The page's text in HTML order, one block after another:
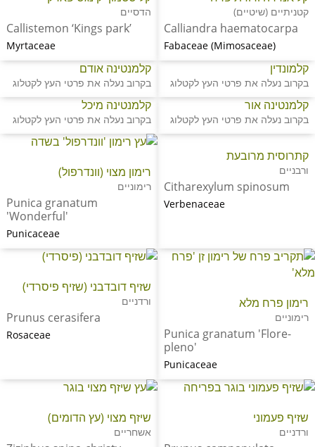
קטניתיים (שיטיים)
Calliandra haematocarpa
Fabaceae (Mimosaceae)
הדסיים
Callistemon ‘Kings park’
Myrtaceae
קלמונדין
בקרוב נעלה את פרטי העץ לקטלוג
קלמנטינה אודם
בקרוב נעלה את פרטי העץ לקטלוג
קלמנטינה אור
בקרוב נעלה את פרטי העץ לקטלוג
קלמנטינה מיכל
בקרוב נעלה את פרטי העץ לקטלוג
קתרוסית מרובעת
ורבניים
Citharexylum spinosum
Verbenaceae
רימון מצוי (וונדרפול)
רימוניים
Punica granatum
'Wonderful'
Punicaceae
רימון פרח מלא
רימוניים
Punica granatum 'Flore-
pleno'
Punicaceae
שזיף דובדבני (שזיף פיסרדי)
ורדניים
Prunus cerasifera
Rosaceae
שזיף פעמוני
ורדניים
שיזף מצוי (עץ הדומים)
אשחריים